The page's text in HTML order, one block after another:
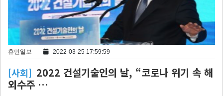
휴먼일보 2022-03-25 17:59:59
[사회] 2022 건설기술인의 날, “코로나 위기 속 해
외수주 …